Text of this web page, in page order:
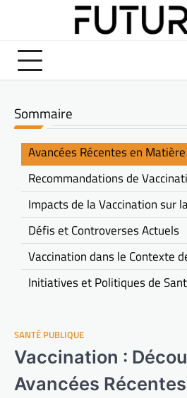
SANTÉ PUBLIQUE
Vaccination :
Avancées
Sommaire
Avancées Récentes en
Recommandations de
Impacts de la Vaccination sur
Défis et Controverses Actuels
Vaccination dans le Contexte
Initiatives et Politiques de